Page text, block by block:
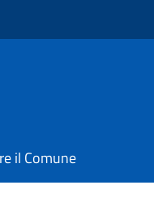
il Comune